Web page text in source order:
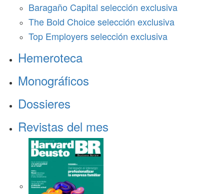
Baragaño Capital selección exclusiva
The Bold Choice selección exclusiva
Top Employers selección exclusiva
Hemeroteca
Monográficos
Dossieres
Revistas del mes